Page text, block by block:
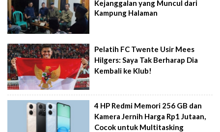
Kejanggalan yang Muncul dari
Kampung Halaman
Pelatih FC Twente Usir Mees
Hilgers: Saya Tak Berharap Dia
Kembali ke Klub!
4 HP Redmi Memori 256 GB dan
Kamera Jernih Harga Rp1 Jutaan,
Cocok untuk Multitasking